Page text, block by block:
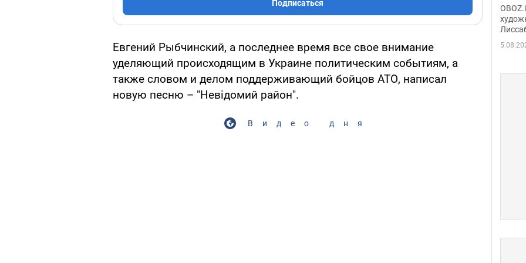
Подписаться
Евгений Рыбчинский, а последнее время все свое внимание
уделяющий происходящим в Украине политическим событиям, а
также словом и делом поддерживающий бойцов АТО, написал
новую песню – "Невідомий район".
Видео дня
сына